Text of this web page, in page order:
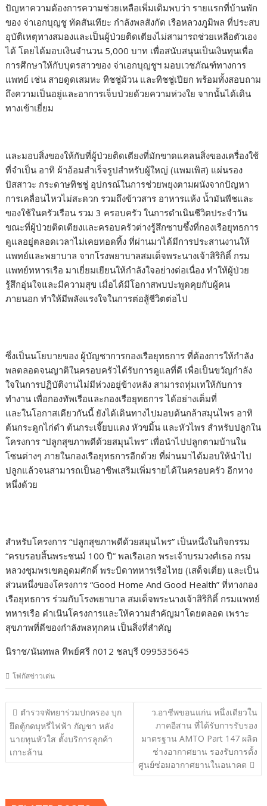
ปัญหาความต้องการความช่วยเหลือเพิ่มเติมพบว่า รายแรกที่บ้านพัก
ของ จ่าเอกบุญชู ทัดสันเทียะ กำลังพลสังกัด เรือหลวงภูมิพล ที่ประสบ
อุบัติเหตุทางสมองและเป็นผู้ป่วยติดเตียงไม่สามารถช่วยเหลือตัวเอง
ได้ โดยได้มอบเงินจำนวน 5,000 บาท เพื่อสนับสนุนเป็นเงินทุนเพื่อ
การศึกษาให้กับบุตรสาวของ จ่าเอกบุญชูฯ มอบเวชภัณฑ์ทางการ
แพทย์ เช่น สายดูดเสมหะ ทิชชู่ม้วน และทิชชู่เปียก พร้อมทั้งสอบถาม
ถึงความเป็นอยู่และอาการเจ็บป่วยด้วยความห่วงใย จากนั้นได้เดิน
ทางเข้าเยี่ยม
และมอบสิ่งของให้กับที่ผู้ป่วยติดเตียงที่มักขาดแคลนสิ่งของเครื่องใช้
ที่จำเป็น อาทิ ผ้าอ้อมสำเร็จรูปสำหรับผู้ใหญ่ (แพมเพิส) แผ่นรอง
ปัสสาวะ กระดาษทิชชู่ อุปกรณ์ในการช่วยพยุงตามผนังจากปัญหา
การเคลื่อนไหวไม่สะดวก รวมถึงข้าวสาร อาหารแห้ง น้ำมันพืชและ
ของใช้ในครัวเรือน รวม 3 ครอบครัว ในการดำเนินชีวิตประจำวัน
ขณะที่ผู้ป่วยติดเตียงและครอบครัวต่างรู้สึกซาบซึ้งที่กองเรือยุทธการ
ดูแลอยู่ตลอดเวลาไม่เคยทอดทิ้ง ที่ผ่านมาได้มีการประสานงานให้
แพทย์และพยาบาล จากโรงพยาบาลสมเด็จพระนางเจ้าสิริกิติ์ กรม
แพทย์ทหารเรือ มาเยี่ยมเยียนให้กำลังใจอย่างต่อเนื่อง ทำให้ผู้ป่วย
รู้สึกอุ่นใจและมีความสุข เมื่อได้มีโอกาสพบปะพูดคุยกับผู้คน
ภายนอก ทำให้มีพลังแรงใจในการต่อสู้ชีวิตต่อไป
ซึ่งเป็นนโยบายของ ผู้บัญชาการกองเรือยุทธการ ที่ต้องการให้กำลัง
พลตลอดจนญาติในครอบครัวได้รับการดูแลที่ดี เพื่อเป็นขวัญกำลัง
ใจในการปฏิบัติงานไม่มีห่วงอยู่ข้างหลัง สามารถทุ่มเทให้กับการ
ทำงาน เพื่อกองทัพเรือและกองเรือยุทธการ ได้อย่างเต็มที่
และในโอกาสเดียวกันนี้ ยังได้เดินทางไปมอบต้นกล้าสมุนไพร อาทิ
ต้นกระดูกไก่ดำ ต้นกระเจี๊ยบแดง หัวขมิ้น และหัวไพร สำหรับปลูกใน
โครงการ “ปลูกสุขภาพดีด้วยสมุนไพร” เพื่อนำไปปลูกตามบ้านใน
โซนต่างๆ ภายในกองเรือยุทธการอีกด้วย ที่ผ่านมาได้มอบให้นำไป
ปลูกแล้วจนสามารถเป็นอาชีพเสริมเพิ่มรายได้ในครอบครัว อีกทาง
หนึ่งด้วย
สำหรับโครงการ “ปลูกสุขภาพดีด้วยสมุนไพร” เป็นหนึ่งในกิจกรรม
“ครบรอบสิ้นพระชนม์ 100 ปี” พลเรือเอก พระเจ้าบรมวงศ์เธอ กรม
หลวงชุมพรเขตอุดมศักดิ์ พระบิดาทหารเรือไทย (เสด็จเตี่ย) และเป็น
ส่วนหนึ่งของโครงการ “Good Home And Good Health” ที่ทางกอง
เรือยุทธการ ร่วมกับโรงพยาบาล สมเด็จพระนางเจ้าสิริกิติ์ กรมแพทย์
ทหารเรือ ดำเนินโครงการและให้ความสำคัญมาโดยตลอด เพราะ
สุขภาพที่ดีของกำลังพลทุกคน เป็นสิ่งที่สำคัญ
นิราช/นันทพล ทิพย์ศรี ก012 ชลบุรี 099535645
โฟกัสข่าวเด่น
แนะแนว
เรื่อง
ตำรวจพัทยาร่วมปกครอง บุก
ยึดตู้กดบุหรี่ไฟฟ้า กัญชา หลัง
นายทุนหัวใส ตั้งบริการลูกค้า
เกาะล้าน
ว.อาชีพขอนแก่น หนึ่งเดียวใน
ภาคอีสาน ที่ได้รับการรับรอง
มาตรฐาน AMTO Part 147 ผลิต
ช่างอากาศยาน รองรับการตั้ง
ศูนย์ซ่อมอากาศยานในอนาคต